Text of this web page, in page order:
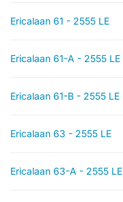
Ericalaan 61 - 2555 LE
Ericalaan 61-A - 2555 LE
Ericalaan 61-B - 2555 LE
Ericalaan 63 - 2555 LE
Ericalaan 63-A - 2555 LE